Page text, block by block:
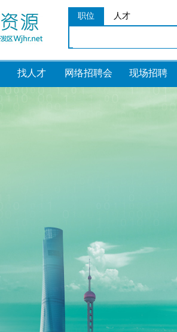
职位 人才
找人才 网络招聘会 现场招聘